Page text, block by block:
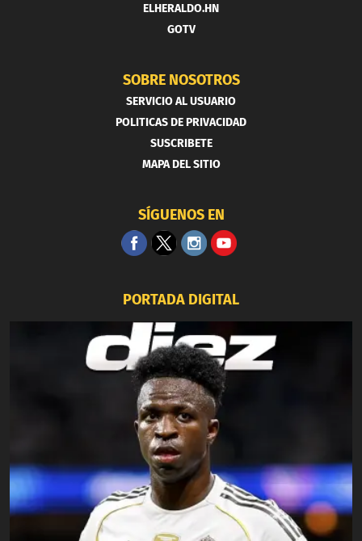
ELHERALDO.HN
GOTV
SOBRE NOSOTROS
SERVICIO AL USUARIO
POLITICAS DE PRIVACIDAD
SUSCRIBETE
MAPA DEL SITIO
SÍGUENOS EN
PORTADA DIGITAL